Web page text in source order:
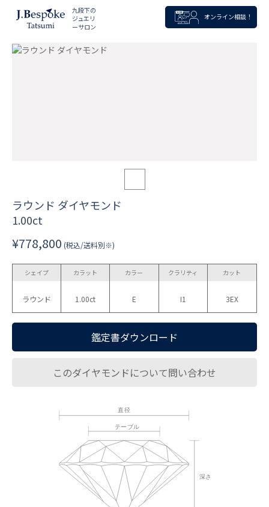
九段下の
ジュエリ
ーサロン
オンライン相談！
ラウンド ダイヤモンド
1.00ct
¥778,800 (税込/送料別※)
シェイプ
ラウンド
カラット
1.00ct
カラー
E
クラリティ
I1
カット
3EX
鑑定書ダウンロード
このダイヤモンドについて問い合わせ